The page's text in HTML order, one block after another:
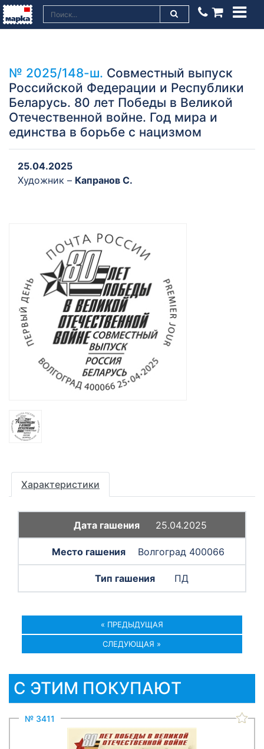
№ 2025/148-ш. Совместный выпуск
Российской Федерации и Республики
Беларусь. 80 лет Победы в Великой
Отечественной войне. Год мира и
единства в борьбе с нацизмом
25.04.2025
Художник – Капранов С.
Характеристики
25.04.2025
Волгоград 400066
ПД
« ПРЕДЫДУЩАЯ
СЛЕДУЮЩАЯ »
С ЭТИМ ПОКУПАЮТ
№ 3411